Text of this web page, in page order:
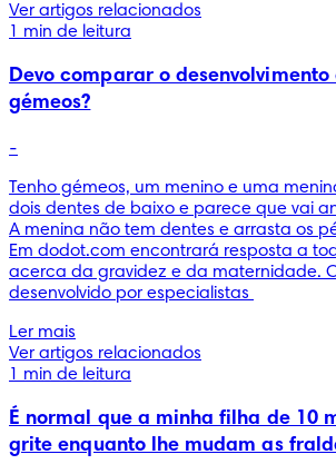
Ver artigos relacionados
1 min de leitura
Devo comparar o desenvolvimento
gémeos?
-
Tenho gémeos, um menino e uma
dois dentes de baixo e parece que vai
A menina não tem dentes e arrasta os
Em dodot.com encontrará resposta a
acerca da gravidez e da maternidade.
desenvolvido por especialistas
Ler mais
Ver artigos relacionados
1 min de leitura
É normal que a minha filha de 10
grite enquanto lhe mudam as